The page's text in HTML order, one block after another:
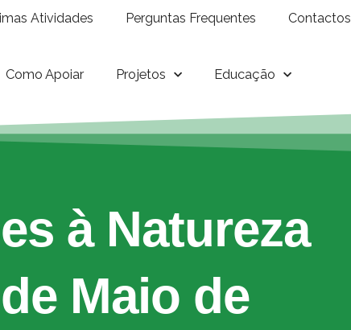
Atividades Perguntas Frequentes Contactos
Como Apoiar Projetos Educação
à Natureza
Maio de